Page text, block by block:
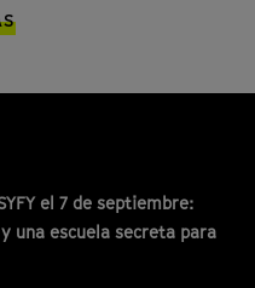
el 7 de septiembre:
una escuela secreta para